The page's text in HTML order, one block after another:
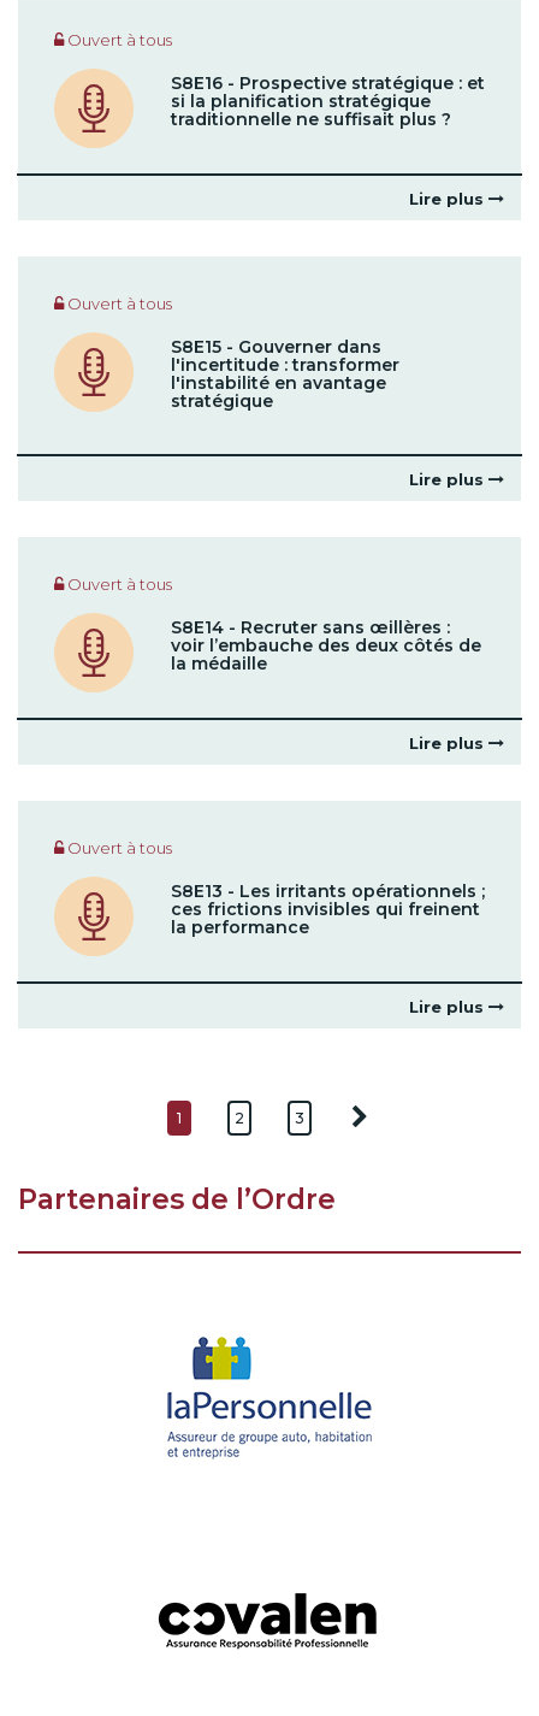
Ouvert à tous
S8E16 - Prospective stratégique : et
si la planification stratégique
traditionnelle ne suffisait plus ?
Lire plus
Ouvert à tous
S8E15 - Gouverner dans
l'incertitude : transformer
l'instabilité en avantage
stratégique
Lire plus
Ouvert à tous
S8E14 - Recruter sans œillères :
voir l’embauche des deux côtés de
la médaille
Lire plus
Ouvert à tous
S8E13 - Les irritants opérationnels ;
ces frictions invisibles qui freinent
la performance
Lire plus
1 2 3
Partenaires de l’Ordre